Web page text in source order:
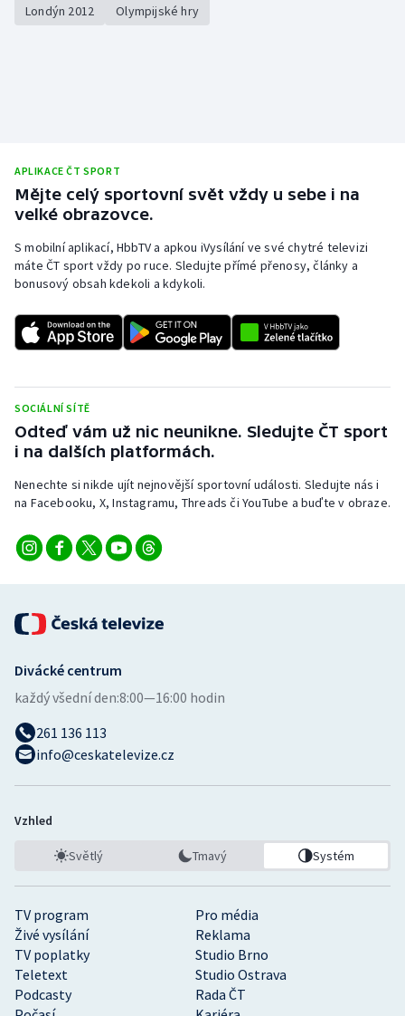
Londýn 2012 Olympijské hry
APLIKACE ČT SPORT
Mějte celý sportovní svět vždy u sebe i na
velké obrazovce.
S mobilní aplikací, HbbTV a apkou iVysílání ve své chytré televizi
máte ČT sport vždy po ruce. Sledujte přímé přenosy, články a
bonusový obsah kdekoli a kdykoli.
SOCIÁLNÍ SÍTĚ
Odteď vám už nic neunikne. Sledujte ČT sport
i na dalších platformách.
Nenechte si nikde ujít nejnovější sportovní události. Sledujte nás i
na Facebooku, X, Instagramu, Threads či YouTube a buďte v obraze.
TV program
Pro média
Živé vysílání
Reklama
TV poplatky
Studio Brno
Teletext
Studio Ostrava
Podcasty
Rada ČT
Divácké centrum
každý všední den:8:00—16:00 hodin
261 136 113
info@ceskatelevize.cz
Vzhled
Světlý Tmavý Systém